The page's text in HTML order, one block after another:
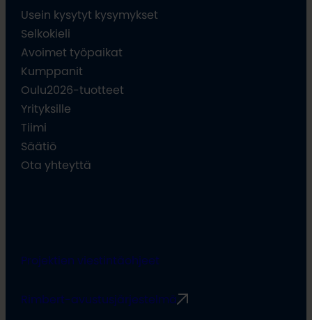
Usein kysytyt kysymykset
Selkokieli
Avoimet työpaikat
Kumppanit
Oulu2026-tuotteet
Yrityksille
Tiimi
Säätiö
Ota yhteyttä
Projektien viestintäohjeet
Rimbert-avustusjärjestelmä